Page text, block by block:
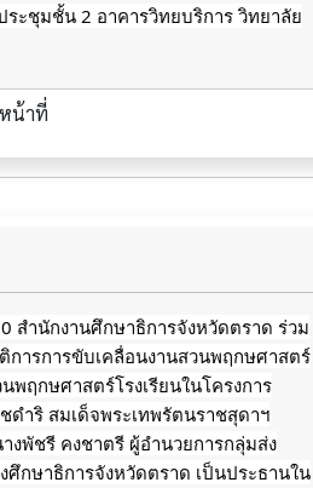
ะชุมชั้น 2 อาคารวิทยบริการ วิทยาลัย
หน้าที่
สำนักงานศึกษาธิการจังหวัดตราด ร่วม
ารการขับเคลื่อนงานสวนพฤกษศาสตร์
พฤกษศาสตร์โรงเรียนในโครงการ
ำริ สมเด็จพระเทพรัตนราชสุดาฯ
งพัชรี คงชาตรี ผู้อำนวยการกลุ่มส่ง
กษาธิการจังหวัดตราด เป็นประธานใน